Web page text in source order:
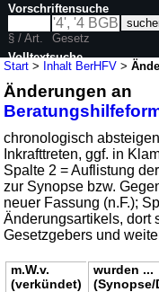
Start > Inhalt BerHFV >
Änderungen an
chronologisch
Inkrafttreten, ggf. in
Spalte 2 = Auflistung
zur Synopse bzw.
neuer Fassung (n.F.);
Änderungsartikels, dort
Gesetzgebers und
m.W.v.
(verkündet)
wurden ...
(Synopse/
Vorschriftensuche
§ / Art.
Gesetz
Volltextsuche
nur in BerHFV